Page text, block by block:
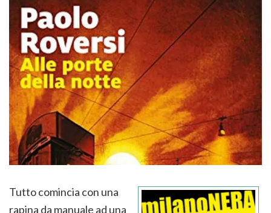
Tutto comincia con una
rapina da manuale ad una